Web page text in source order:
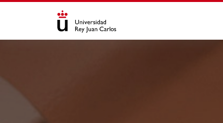
تخطى إلى المحتوى الرئيسي